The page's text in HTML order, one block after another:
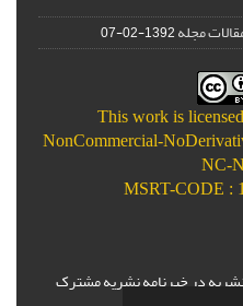
مجله1392-02-07
This work is
NonCommercial-
NC-
MSRT-CODE :
نشریه در خبرنامه نشریه مشترک